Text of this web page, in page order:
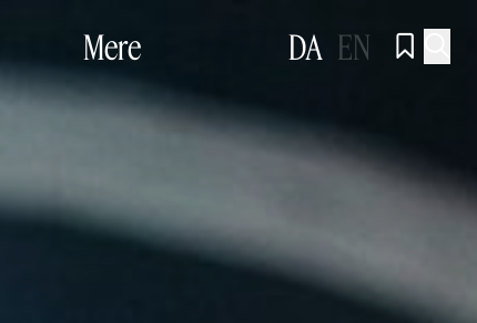
Mere DA EN 